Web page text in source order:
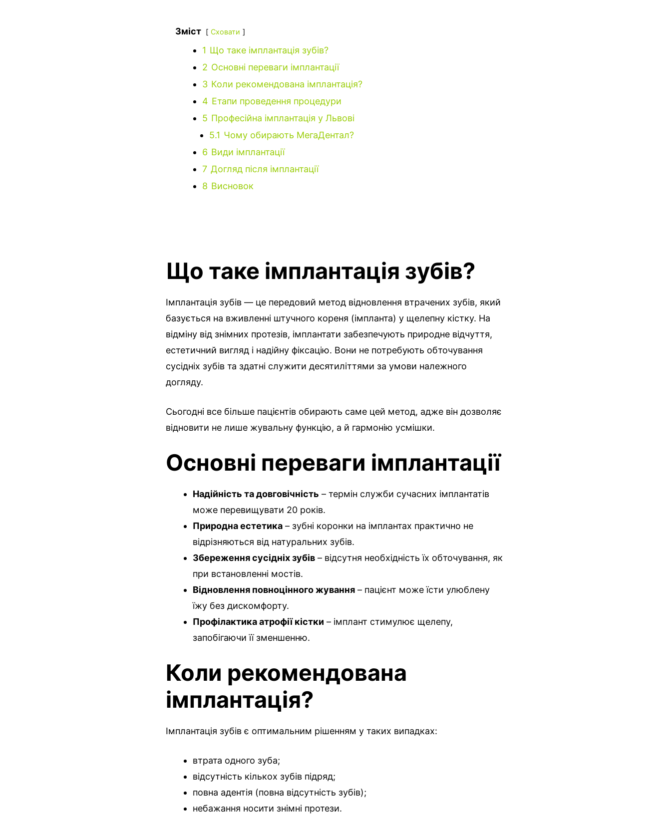
Зміст Сховати
1 Що таке імплантація зубів?
2 Основні переваги імплантації
3 Коли рекомендована імплантація?
4 Етапи проведення процедури
5 Професійна імплантація у Львові
5.1 Чому обирають МегаДентал?
6 Види імплантації
7 Догляд після імплантації
8 Висновок
Що таке імплантація зубів?
Імплантація зубів — це передовий метод відновлення втрачених зубів, який
базується на вживленні штучного кореня (імпланта) у щелепну кістку. На
відміну від знімних протезів, імплантати забезпечують природне відчуття,
естетичний вигляд і надійну фіксацію. Вони не потребують обточування
сусідніх зубів та здатні служити десятиліттями за умови належного
догляду.
Сьогодні все більше пацієнтів обирають саме цей метод, адже він дозволяє
відновити не лише жувальну функцію, а й гармонію усмішки.
Основні переваги імплантації
Надійність та довговічність – термін служби сучасних імплантатів
може перевищувати 20 років.
Природна естетика – зубні коронки на імплантах практично не
відрізняються від натуральних зубів.
Збереження сусідніх зубів – відсутня необхідність їх обточування, як
при встановленні мостів.
Відновлення повноцінного жування – пацієнт може їсти улюблену
їжу без дискомфорту.
Профілактика атрофії кістки – імплант стимулює щелепу,
запобігаючи її зменшенню.
Коли рекомендована
імплантація?
Імплантація зубів є оптимальним рішенням у таких випадках:
втрата одного зуба;
відсутність кількох зубів підряд;
повна адентія (повна відсутність зубів);
небажання носити знімні протези.